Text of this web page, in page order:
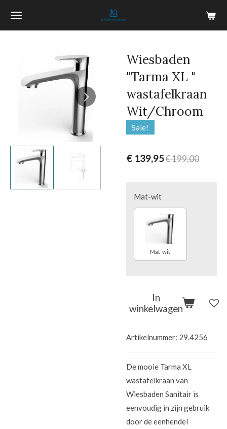
Ga
Wiesbaden
"Tarma XL "
wastafelkraan
Wit/Chroom
Sale!
€ 139,95€ 199,00
Mat-wit
Mat-wit
In
winkelwagen
Artikelnummer: 29.4256
De mooie Tarma XL
wastafelkraan van
Wiesbaden Sanitair is
eenvoudig in zijn gebruik
door de eenhendel